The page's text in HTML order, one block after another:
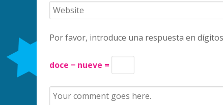
Por favor, introduce una respuesta en
doce − nueve =